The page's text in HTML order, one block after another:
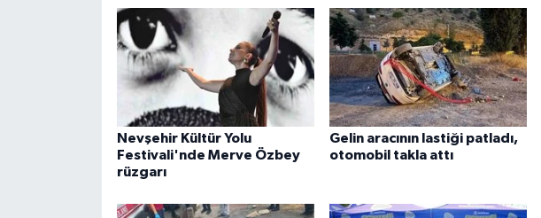
Nevşehir Kültür Yolu
Festivali'nde Merve Özbey
rüzgarı
Gelin aracının lastiği patladı,
otomobil takla attı
ÜLKE GÜNDEMİ
Yerel Haberler